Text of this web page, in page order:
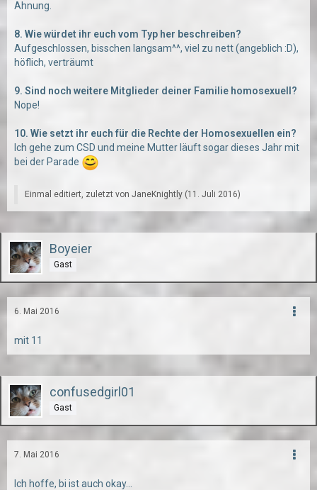
Ahnung.
8. Wie würdet ihr euch vom Typ her beschreiben?
Aufgeschlossen, bisschen langsam^^, viel zu nett (angeblich :D),
höflich, verträumt
9. Sind noch weitere Mitglieder deiner Familie homosexuell?
Nope!
10. Wie setzt ihr euch für die Rechte der Homosexuellen ein?
Ich gehe zum CSD und meine Mutter läuft sogar dieses Jahr mit
bei der Parade
Einmal editiert, zuletzt von JaneKnightly (11. Juli 2016)
Boyeier
Gast
6. Mai 2016
mit 11
confusedgirl01
Gast
7. Mai 2016
Ich hoffe, bi ist auch okay...